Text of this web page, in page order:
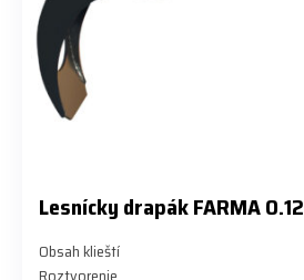
Lesnícky drapák FARMA 0.12
Obsah klieští